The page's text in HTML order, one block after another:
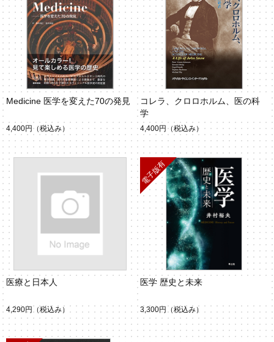
Medicine 医学を変えた70の発見
4,400円 （税込み）
コレラ、クロロホルム、医の科
学
4,400円 （税込み）
医療と日本人
4,290円 （税込み）
医学 歴史と未来
3,300円 （税込み）